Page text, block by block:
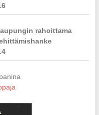
rahoittama